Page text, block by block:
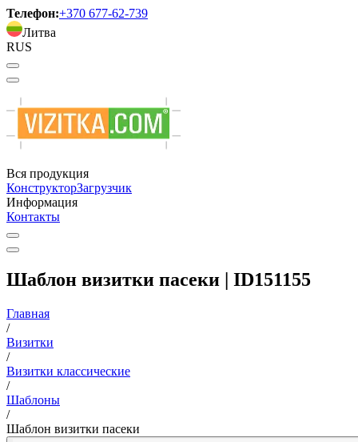
Телефон:+370 677-62-739
Литва
RUS
Вся продукция
КонструкторЗагрузчик
Информация
Контакты
Шаблон визитки пасеки | ID151155
Главная
/
Визитки
/
Визитки классические
/
Шаблоны
/
Шаблон визитки пасеки